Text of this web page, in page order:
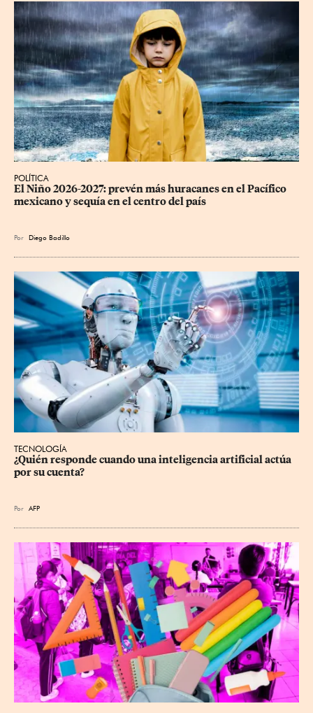
POLÍTICA
El Niño 2026-2027: prevén más huracanes en el Pacífico
mexicano y sequía en el centro del país
Por Diego Badillo
TECNOLOGÍA
¿Quién responde cuando una inteligencia artificial actúa
por su cuenta?
Por AFP